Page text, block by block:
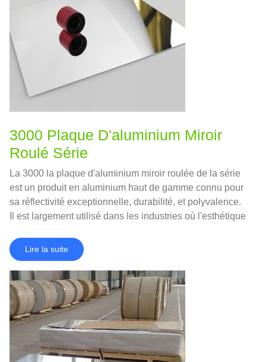
3000 Plaque D'aluminium Miroir
Roulé Série
La 3000 la plaque d'aluminium miroir roulée de la série
est un produit en aluminium haut de gamme connu pour
sa réflectivité exceptionnelle, durabilité, et polyvalence.
Il est largement utilisé dans les industries où l'esthétique
Lire la suite